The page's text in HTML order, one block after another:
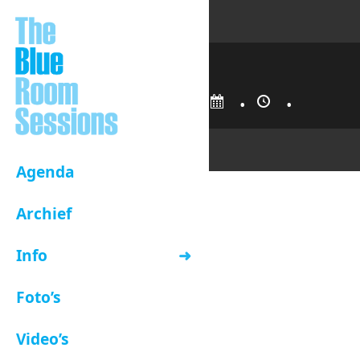
Agenda
Archief
Info
Foto’s
Video’s
• •